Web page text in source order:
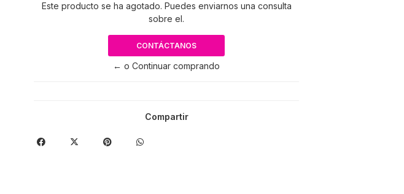
Este producto se ha agotado. Puedes enviarnos una consulta
sobre el.
CONTÁCTANOS
← o Continuar comprando
Compartir